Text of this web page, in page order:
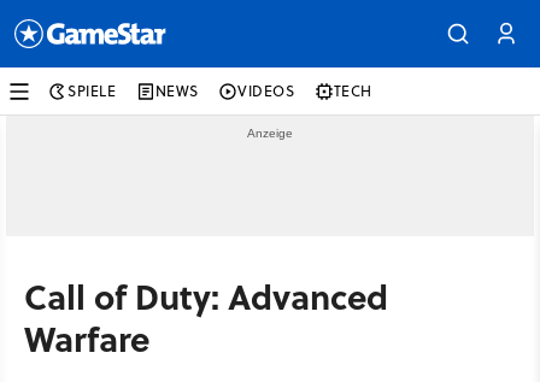
SPIELE NEWS VIDEOS TECH
Call of Duty: Advanced
Warfare